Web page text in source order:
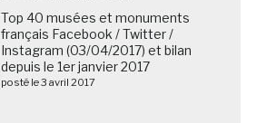
Top 40 musées et monuments
français Facebook / Twitter /
Instagram (03/04/2017) et bilan
depuis le 1er janvier 2017
posté le 3 avril 2017